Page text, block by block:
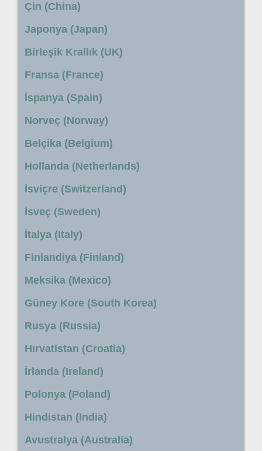
Çin (China)
Japonya (Japan)
Birleşik Krallık (UK)
Fransa (France)
İspanya (Spain)
Norveç (Norway)
Belçika (Belgium)
Hollanda (Netherlands)
İsviçre (Switzerland)
İsveç (Sweden)
İtalya (Italy)
Finlandiya (Finland)
Meksika (Mexico)
Güney Kore (South Korea)
Rusya (Russia)
Hırvatistan (Croatia)
İrlanda (Ireland)
Polonya (Poland)
Hindistan (India)
Avustralya (Australia)